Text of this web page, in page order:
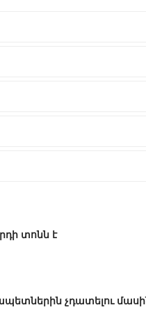
տոնն է
չդատելու